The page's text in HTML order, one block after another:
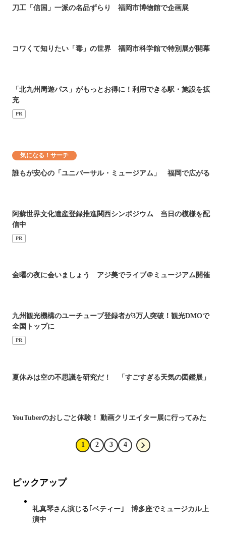
刀工「信国」一派の名品ずらり 福岡市博物館で企画展
コワくて知りたい「毒」の世界 福岡市科学館で特別展が開幕
「北九州周遊パス」がもっとお得に！利用できる駅・施設を拡
充
PR
気になる！サーチ
誰もが安心の「ユニバーサル・ミュージアム」 福岡で広がる
阿蘇世界文化遺産登録推進関西シンポジウム 当日の模様を配
信中
PR
金曜の夜に会いましょう アジ美でライブ＠ミュージアム開催
九州観光機構のユーチューブ登録者が3万人突破！観光DMOで
全国トップに
PR
夏休みは空の不思議を研究だ！ 「すごすぎる天気の図鑑展」
YouTuberのおしごと体験！ 動画クリエイター展に行ってみた
1 2 3 4
ピックアップ
礼真琴さん演じる｢ベティー｣ 博多座でミュージカル上
演中